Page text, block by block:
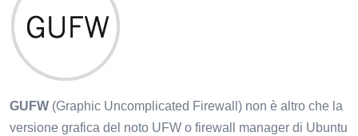
GUFW (Graphic Uncomplicated Firewall) non è altro che la
versione grafica del noto UFW o firewall manager di Ubuntu